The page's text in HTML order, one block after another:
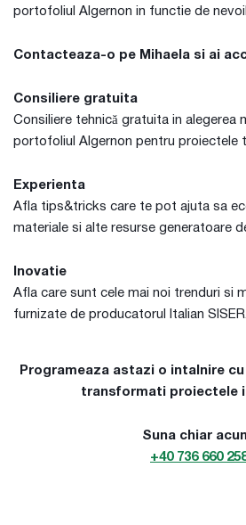
portofoliul Algernon in functie de
Contacteaza-o pe Mihaela si ai
Consiliere gratuita
Consiliere tehnică gratuita in alegerea
portofoliul Algernon pentru proiectele
Experienta
Afla tips&tricks care te pot ajuta sa
materiale si alte resurse generatoare
Inovatie
Afla care sunt cele mai noi trenduri si
furnizate de producatorul Italian SISER.
Programeaza astazi o intalnire
transformati proiectele
Suna chiar
+40 736 660